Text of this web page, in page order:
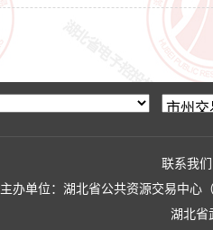
联系我们
主办单位：湖北省公共资源交易中心
湖北省